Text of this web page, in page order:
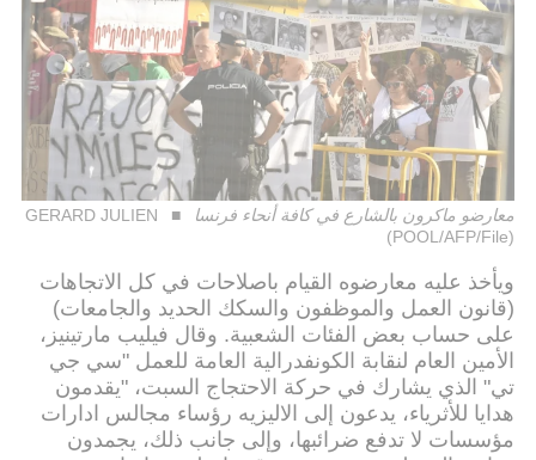
معارضو ماكرون بالشارع في كافة أنحاء فرنسا
GERARD JULIEN
(POOL/AFP/File)
ويأخذ عليه معارضوه القيام باصلاحات في كل الاتجاهات
(قانون العمل والموظفون والسكك الحديد والجامعات)
على حساب بعض الفئات الشعبية. وقال فيليب مارتينيز،
الأمين العام لنقابة الكونفدرالية العامة للعمل "سي جي
تي" الذي يشارك في حركة الاحتجاج السبت، "يقدمون
هدايا للأثرياء، يدعون إلى الاليزيه رؤساء مجالس ادارات
مؤسسات لا تدفع ضرائبها، وإلى جانب ذلك، يجمدون